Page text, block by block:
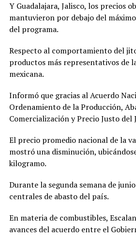
Y Guadalajara, Jalisco, los precios
mantuvieron por debajo del
del programa.
Respecto al comportamiento del
productos más representativos de
mexicana.
Informó que gracias al Acuerdo
Ordenamiento de la Producción,
Comercialización y Precio Justo del
El precio promedio nacional de la
mostró una disminución,
kilogramo.
Durante la segunda semana de
centrales de abasto del país.
En materia de combustibles,
avances del acuerdo entre el